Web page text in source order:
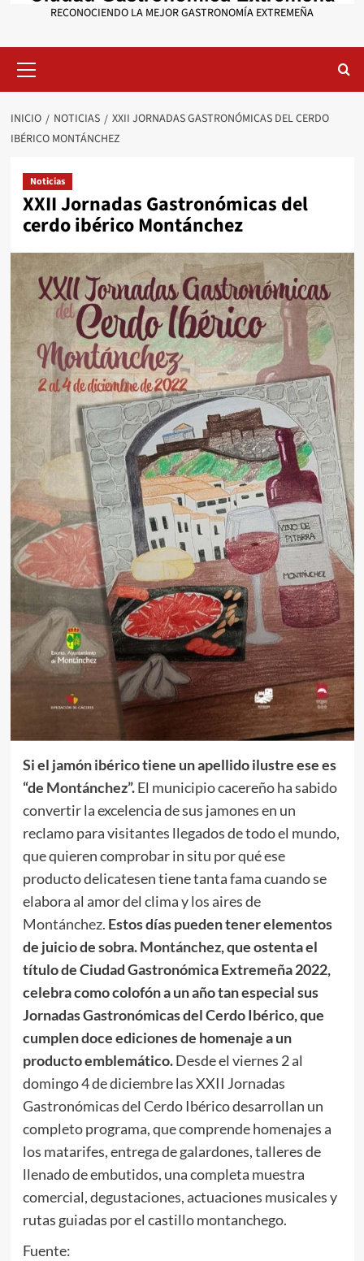
RECONOCIENDO LA MEJOR GASTRONOMÍA EXTREMEÑA
primario
INICIO NOTICIAS
XXII JORNADAS GASTRONÓMICAS DEL CERDO
IBÉRICO MONTÁNCHEZ
Noticias
XXII Jornadas Gastronómicas del
cerdo ibérico Montánchez
Si el jamón ibérico tiene un apellido ilustre ese es
“de Montánchez”.El municipio cacereño ha sabido
convertir la excelencia de sus jamones en un
reclamo para visitantes llegados de todo el mundo,
que quieren comprobar in situ por qué ese
producto delicatesen tiene tanta fama cuando se
elabora al amor del clima y los aires de
Montánchez. Estos días pueden tener elementos
de juicio de sobra.Montánchez, que ostenta el
título de Ciudad Gastronómica Extremeña 2022,
celebra como colofón a un año tan especial sus
Jornadas Gastronómicas del Cerdo Ibérico, que
cumplen doce ediciones de homenaje a un
producto emblemático.Desde el viernes 2 al
domingo 4 de diciembre las XXII Jornadas
Gastronómicas del Cerdo Ibérico desarrollan un
completo programa, que comprende homenajes a
los matarifes, entrega de galardones, talleres de
llenado de embutidos, una completa muestra
comercial, degustaciones, actuaciones musicales y
rutas guiadas por el castillo montanchego.
Fuente: